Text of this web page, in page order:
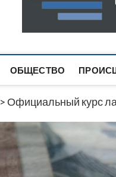
Новости
САМАЯ АКТУАЛЬНАЯ
САЙТЕ ВЫ НАЙДЕТЕ
ОБЩЕСТВО
> Официальный курс